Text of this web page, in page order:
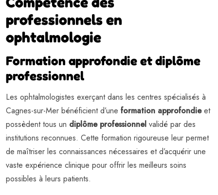
professionnels en
ophtalmologie
Formation approfondie et diplôme
professionnel
Les ophtalmologistes exerçant dans les centres spécialisés à
Cagnes-sur-Mer bénéficient d’une formation approfondieet
possèdent tous un diplôme professionnel validé par des
institutions reconnues. Cette formation rigoureuse leur permet
de maîtriser les connaissances nécessaires et d’acquérir une
vaste expérience clinique pour offrir les meilleurs soins
possibles à leurs patients.